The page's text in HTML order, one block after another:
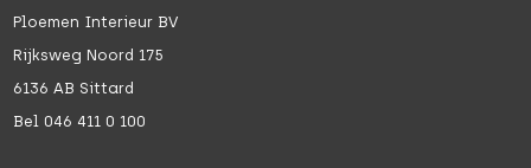
Ploemen Interieur BV
Rijksweg Noord 175
6136 AB Sittard
Bel 046 411 0 100